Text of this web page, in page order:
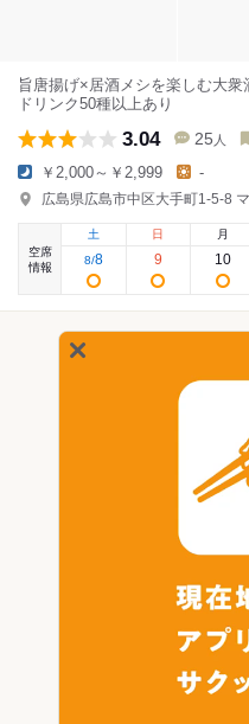
旨唐揚げ×居酒メシを楽しむ大衆
ドリンク50種以上あり
3.04 25 人
￥2,000～￥2,999 -
広島県広島市中区大手町1-5-8
空席
情報
土
8/8
日
9
月
10